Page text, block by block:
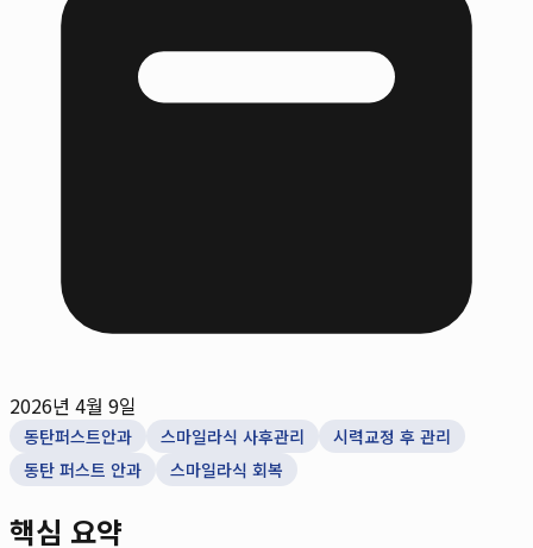
2026년 4월 9일
동탄퍼스트안과 스마일라식 사후관리
시력교정 후 관리
동탄 퍼스트 안과
스마일라식 회복
핵심 요약